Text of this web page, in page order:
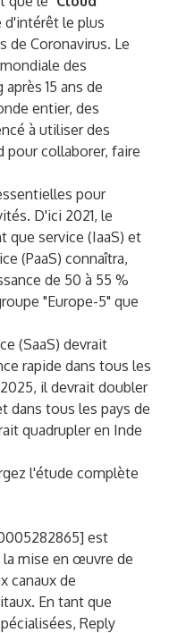
d'intérêt le plus
de Coronavirus. Le
des
15 ans de
entier, des
à utiliser des
pour collaborer, faire
pour
D'ici 2021, le
que service (IaaS) et
(PaaS) connaîtra,
de 50 à 55 %
"Europe-5" que
(SaaS) devrait
rapide dans tous les
il devrait doubler
dans tous les pays de
quadrupler en Inde
l'étude complète
est
mise en œuvre de
canaux de
En tant que
Reply